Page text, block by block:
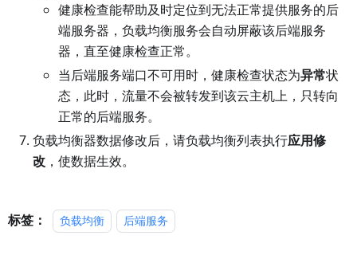
健康检查能帮助及时定位到无法正常提供服务的后
端服务器，负载均衡服务会自动屏蔽该后端服务
器，直至健康检查正常。
当后端服务端口不可用时，健康检查状态为异常状
态，此时，流量不会被转发到该云主机上，只转向
正常的后端服务。
负载均衡器数据修改后，请负载均衡列表执行应用修
改 ，使数据生效。
标签： 负载均衡 后端服务